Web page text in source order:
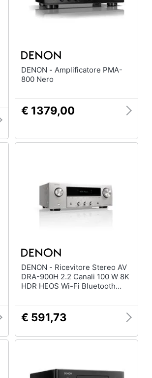
DENON - Amplificatore PMA-
800 Nero
€ 1379,00
DENON - Ricevitore Stereo AV
DRA-900H 2.2 Canali 100 W 8K
HDR HEOS Wi-Fi Bluetooth
€ 591,73